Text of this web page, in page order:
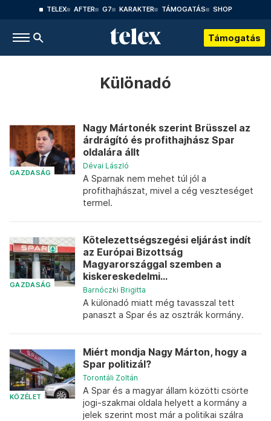
TELEX AFTER G7 KARAKTER TÁMOGATÁS SHOP
Támogatás
Különadó
GAZDASÁG
Nagy Mártonék szerint Brüsszel az
árdrágító és profithajhász Spar
oldalára állt
Dévai László
A Sparnak nem mehet túl jól a
profithajhászat, mivel a cég veszteséget
termel.
GAZDASÁG
Kötelezettségszegési eljárást indít
az Európai Bizottság
Magyarországgal szemben a
kiskereskedelmi...
Barnóczki Brigitta
A különadó miatt még tavasszal tett
panaszt a Spar és az osztrák kormány.
KÖZÉLET
Miért mondja Nagy Márton, hogy a
Spar politizál?
Torontáli Zoltán
A Spar és a magyar állam közötti csörte
jogi-szakmai oldala helyett a kormány a
jelek szerint most már a politikai szálra